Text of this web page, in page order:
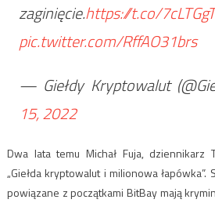
zaginięcie.https://t.co/
pic.twitter.com/RffAO31brs
— Giełdy Kryptowalut
15, 2022
Dwa lata temu Michał Fuja, dziennikarz
„Giełda kryptowalut i milionowa
powiązane z początkami BitBay mają